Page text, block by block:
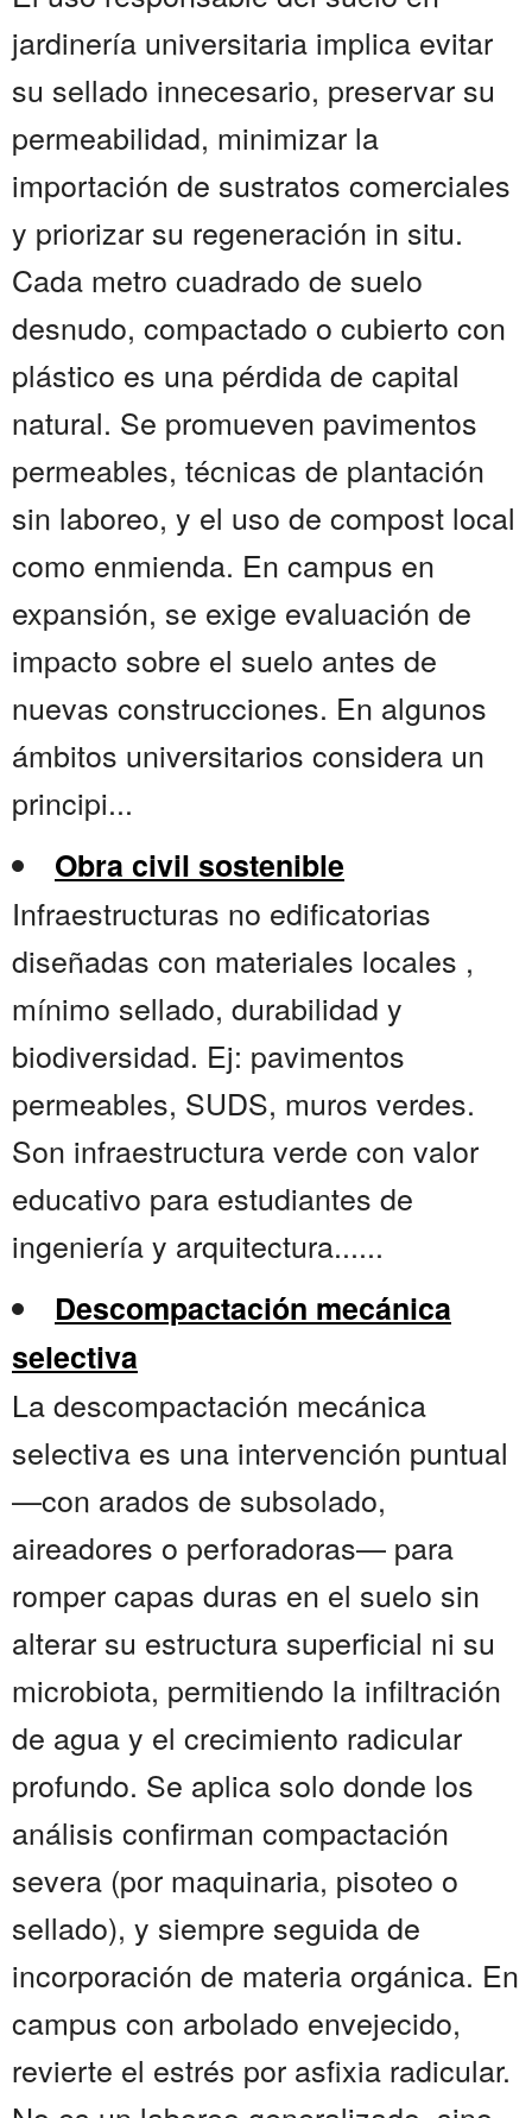
jardinería universitaria implica evitar
su sellado innecesario, preservar su
permeabilidad, minimizar la
importación de sustratos comerciales
y priorizar su regeneración in situ.
Cada metro cuadrado de suelo
desnudo, compactado o cubierto con
plástico es una pérdida de capital
natural. Se promueven pavimentos
permeables, técnicas de plantación
sin laboreo, y el uso de compost local
como enmienda. En campus en
expansión, se exige evaluación de
impacto sobre el suelo antes de
nuevas construcciones. En algunos
ámbitos universitarios considera un
principi...
Obra civil sostenible
Infraestructuras no edificatorias
diseñadas con materiales locales ,
mínimo sellado, durabilidad y
biodiversidad. Ej: pavimentos
permeables, SUDS, muros verdes.
Son infraestructura verde con valor
educativo para estudiantes de
ingeniería y arquitectura......
Descompactación mecánica
selectiva
La descompactación mecánica
selectiva es una intervención puntual
—con arados de subsolado,
aireadores o perforadoras— para
romper capas duras en el suelo sin
alterar su estructura superficial ni su
microbiota, permitiendo la infiltración
de agua y el crecimiento radicular
profundo. Se aplica solo donde los
análisis confirman compactación
severa (por maquinaria, pisoteo o
sellado), y siempre seguida de
incorporación de materia orgánica. En
campus con arbolado envejecido,
revierte el estrés por asfixia radicular.